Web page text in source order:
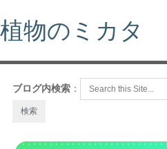
植物のミカタ
ブログ内検索 ：